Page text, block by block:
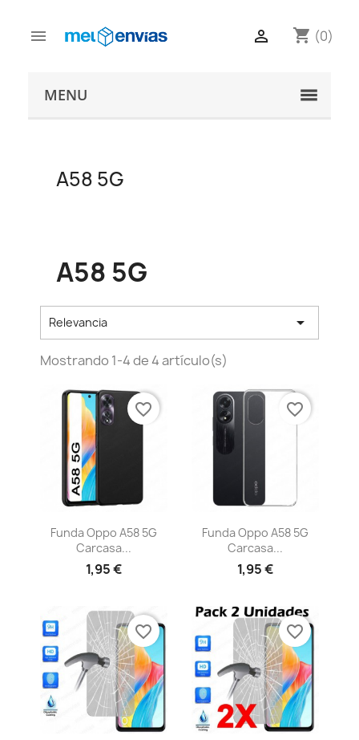
 shopping_cart (0)

MENU
A58 5G
A58 5G
Relevancia 
Mostrando 1-4 de 4 artículo(s)
Vista rápida
Funda Oppo A58 5G
Carcasa...
1,95 €
favorite_border
Vista rápida
Funda Oppo A58 5G
Carcasa...
1,95 €
favorite_border
favorite_border favorite_border